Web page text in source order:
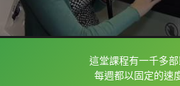
這堂課程有一千多
每週都以固定的速
框選或點兩下字幕可以